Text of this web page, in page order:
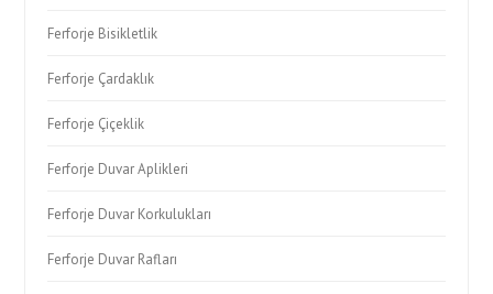
Ferforje Bisikletlik
Ferforje Çardaklık
Ferforje Çiçeklik
Ferforje Duvar Aplikleri
Ferforje Duvar Korkulukları
Ferforje Duvar Rafları